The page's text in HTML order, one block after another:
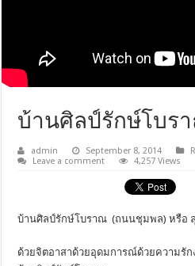
บ้านศิลป์รักษ์โบร
admin September 8, 2014
Leave a comment
4,257 Views
บ้านศิลป์รักษ์โบราณ (ถนนชุมพล) หรือ
ด้วยจิตอาสาด้วยอุดมการณ์ด้วยความรัก